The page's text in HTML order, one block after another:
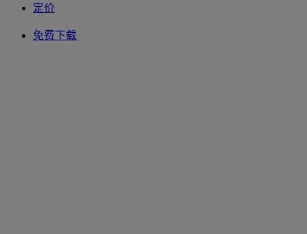
定价
免费下载